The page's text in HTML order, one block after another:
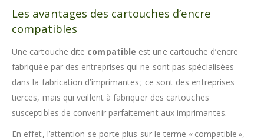
Les avantages des cartouches d’encre
compatibles
Une cartouche dite compatible est une cartouche d’encre
fabriquée par des entreprises qui ne sont pas spécialisées
dans la fabrication d’imprimantes ; ce sont des entreprises
tierces, mais qui veillent à fabriquer des cartouches
susceptibles de convenir parfaitement aux imprimantes.
En effet, l’attention se porte plus sur le terme « compatible »,